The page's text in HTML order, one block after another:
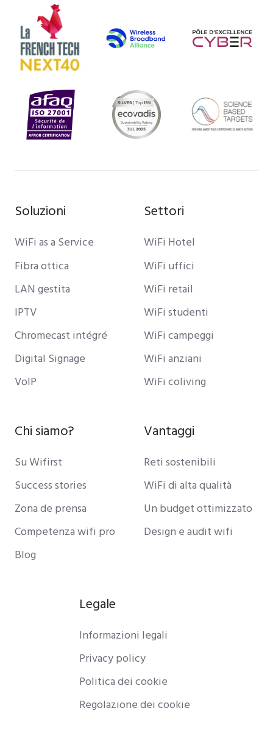
Soluzioni
WiFi as a Service
Fibra ottica
LAN gestita
IPTV
Chromecast intégré
Digital Signage
VoIP
Settori
WiFi Hotel
WiFi uffici
WiFi retail
WiFi studenti
WiFi campeggi
WiFi anziani
WiFi coliving
Chi siamo?
Su Wifirst
Success stories
Zona de prensa
Competenza wifi pro
Blog
Vantaggi
Reti sostenibili
WiFi di alta qualità
Un budget ottimizzato
Design e audit wifi
Legale
Informazioni legali
Privacy policy
Politica dei cookie
Regolazione dei cookie